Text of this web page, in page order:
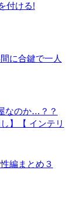
付ける!
に合鍵で一人
なのか…？？
】【 インテリ
編まとめ３